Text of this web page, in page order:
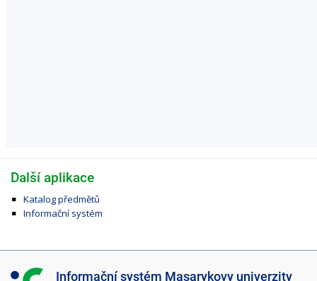
Další aplikace
Katalog předmětů
Informační systém
I Informační systém Masarykovy univerzity